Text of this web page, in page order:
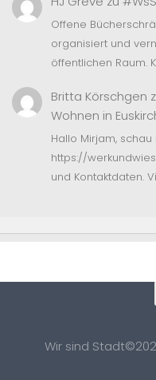
Offene
organisiert und
öffentlichen Raum.
Britta Körschgen
Wohnen in
Hallo Mirjam,
https://
und Kontaktdaten.
Wir sind